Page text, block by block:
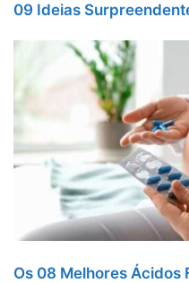
09 Ideias
Os 08 Melhores Ácidos